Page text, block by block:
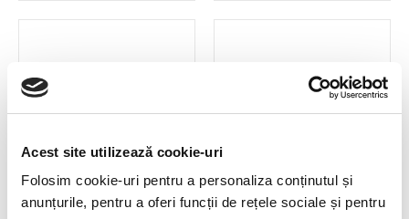
Acest site utilizează cookie-uri
Folosim cookie-uri pentru a personaliza conținutul și
anunțurile, pentru a oferi funcții de rețele sociale și pentru
Bratara turmalina albastra Bratara turmalina multicolor